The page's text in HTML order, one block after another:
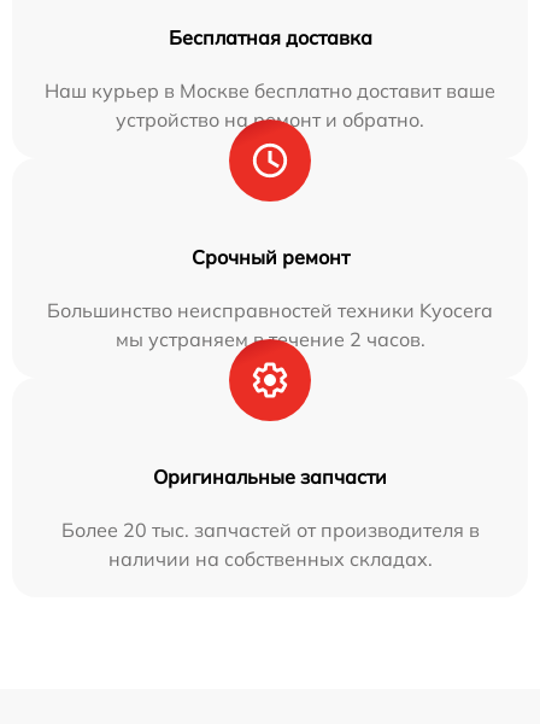
Бесплатная доставка
Наш курьер в Москве бесплатно доставит ваше
устройство на ремонт и обратно.
Срочный ремонт
Большинство неисправностей техники Kyocera
мы устраняем в течение 2 часов.
Оригинальные запчасти
Более 20 тыс. запчастей от производителя в
наличии на собственных складах.